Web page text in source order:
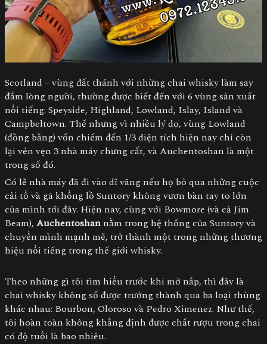
Scotland – vùng đất thánh với những chai whisky làm say
đắm lòng người, thường được biết đến với 6 vùng sản xuất
nổi tiếng: Speyside, Highland, Lowland, Islay, Island và
Campbeltown. Thế nhưng vì nhiều lý do, vùng Lowland
(đồng bằng) vốn chiếm đến 1/3 diện tích hiện nay chỉ còn
lại vẻn vẹn 3 nhà máy chưng cất, và Auchentoshan là một
trong số đó.
Có lẽ nhà máy đã đi vào dĩ vãng nếu họ bỏ qua những cuộc
cải tổ và gã khổng lồ Suntory không vươn bàn tay to lớn
của mình tới đây. Hiện nay, cùng với Bowmore (và cả Jim
Beam), Auchentoshannằm trong hệ thống của Suntory và
chuyển mình mạnh mẽ, trở thành một trong những thương
hiệu nổi tiếng trong thế giới whisky.
Theo những gì tôi tìm hiểu trước khi mở nắp, thì đây là
chai whisky không số được trưởng thành qua ba loại thùng
khác nhau: Bourbon, Oloroso và Pedro Ximenez. Như thế,
tôi hoàn toàn không khẳng định được chất rượu trong chai
có độ tuổi là bao nhiêu.